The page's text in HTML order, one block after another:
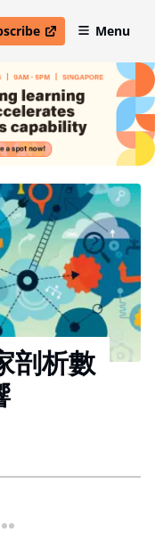
in new windowMenu
剖析數
more sharing option